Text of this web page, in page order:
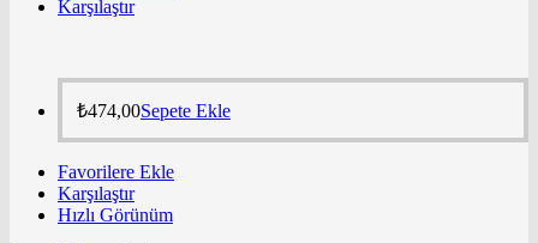
Karşılaştır
₺474,00Sepete Ekle
Favorilere Ekle
Karşılaştır
Hızlı Görünüm